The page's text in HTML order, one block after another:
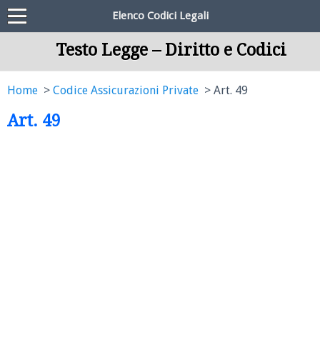
Elenco Codici Legali
Testo Legge – Diritto e Codici
Home Codice Assicurazioni Private Art. 49
Art. 49